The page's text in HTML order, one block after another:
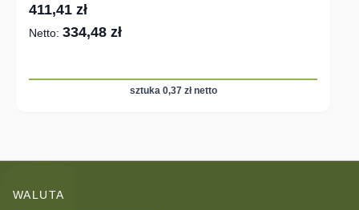
411,41 zł
334,48 zł
sztuka 0,37 zł netto
WALUTA